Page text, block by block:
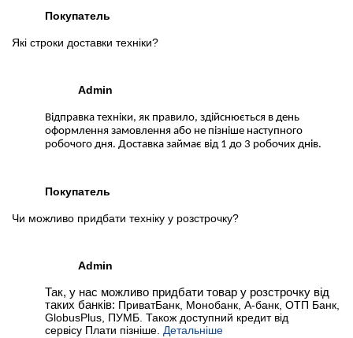
Покупатель
Які строки доставки техніки?
Admin
Відправка техніки, як правило, здійснюється в день
оформлення замовлення або не пізніше наступного
робочого дня. Доставка займає від 1 до 3 робочих днів.
Покупатель
Чи можливо придбати техніку у розстрочку?
Admin
Так, у нас можливо придбати товар у розстрочку від
таких банків: ПриватБанк, Монобанк, А-банк, ОТП Банк,
GlobusPlus, ПУМБ. Також доступний кредит від
сервісу Плати пізніше. Детальніше